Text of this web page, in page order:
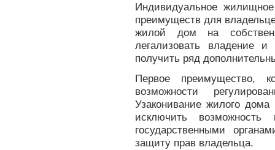
Индивидуальное
преимуществ для
жилой дом на
легализовать владение
получить ряд
Первое преимущество,
возможности
Узаконивание жилого
исключить
государственными
защиту прав владельца.